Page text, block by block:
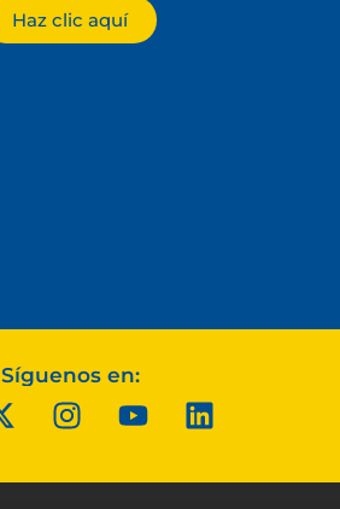
Haz clic aquí
Síguenos en: